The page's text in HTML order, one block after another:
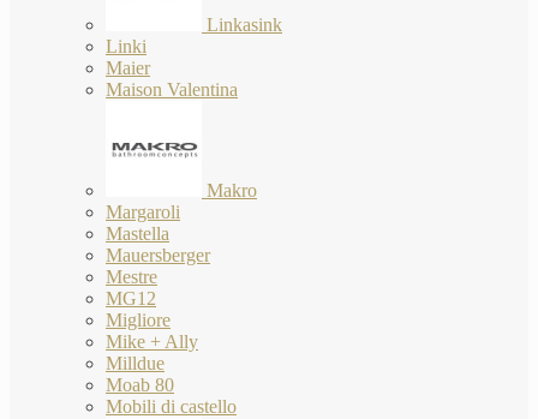
Linkasink
Linki
Maier
Maison Valentina
Makro
Margaroli
Mastella
Mauersberger
Mestre
MG12
Migliore
Mike + Ally
Milldue
Moab 80
Mobili di castello